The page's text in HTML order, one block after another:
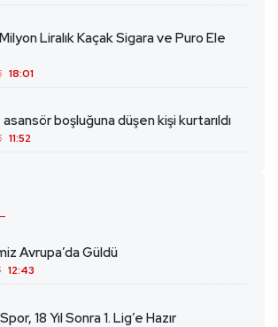
Liralık Kaçak Sigara ve Puro Ele
18:01
asansör boşluğuna düşen kişi kurtarıldı
11:52
Avrupa’da Güldü
12:43
18 Yıl Sonra 1. Lig’e Hazır